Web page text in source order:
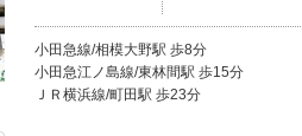
小田急線/相模大野駅 歩8分
小田急江ノ島線/東林間駅 歩15分
ＪＲ横浜線/町田駅 歩23分